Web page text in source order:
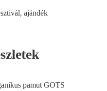
ajándék
pamut GOTS